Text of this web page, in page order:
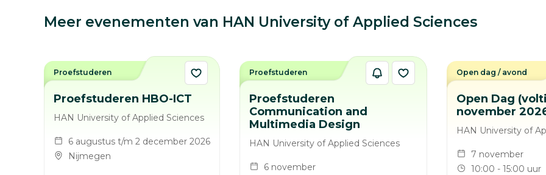
Meer evenementen van HAN University of Applied Sciences
Proefstuderen HBO-ICT
HAN University of Applied Sciences
6 augustus t/m 2 december 2026
Nijmegen
Proefstuderen
Proefstuderen
Communication and
Multimedia Design
HAN University of Applied Sciences
6 november
Proefstuderen
Open Dag
november
HAN University of
7 november
10:00 - 15:00 uur
Open dag / avond